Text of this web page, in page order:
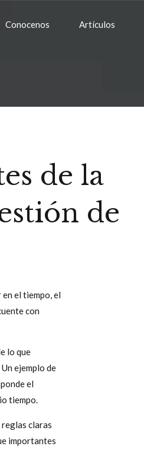
Conocenos Artículos
de la
de
el tiempo, el
con
lo que
ejemplo de
el
tiempo.
claras
importantes